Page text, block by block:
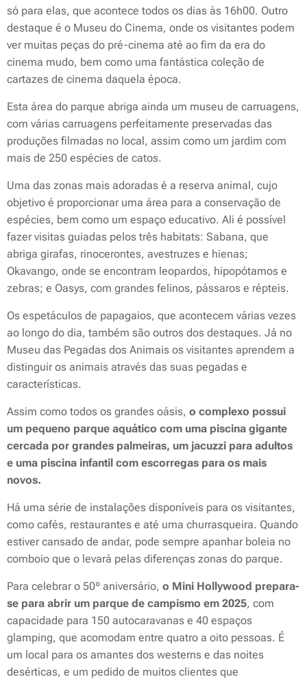
só para elas, que acontece todos os dias às 16h00. Outro
destaque é o Museu do Cinema, onde os visitantes podem
ver muitas peças do pré-cinema até ao fim da era do
cinema mudo, bem como uma fantástica coleção de
cartazes de cinema daquela época.
Esta área do parque abriga ainda um museu de carruagens,
com várias carruagens perfeitamente preservadas das
produções filmadas no local, assim como um jardim com
mais de 250 espécies de catos.
Uma das zonas mais adoradas é a reserva animal, cujo
objetivo é proporcionar uma área para a conservação de
espécies, bem como um espaço educativo. Ali é possível
fazer visitas guiadas pelos três habitats: Sabana, que
abriga girafas, rinocerontes, avestruzes e hienas;
Okavango, onde se encontram leopardos, hipopótamos e
zebras; e Oasys, com grandes felinos, pássaros e répteis.
Os espetáculos de papagaios, que acontecem várias vezes
ao longo do dia, também são outros dos destaques. Já no
Museu das Pegadas dos Animais os visitantes aprendem a
distinguir os animais através das suas pegadas e
características.
Assim como todos os grandes oásis, o complexo possui
um pequeno parque aquático com uma piscina gigante
cercada por grandes palmeiras, um jacuzzi para adultos
e uma piscina infantil com escorregas para os mais
novos.
Há uma série de instalações disponíveis para os visitantes,
como cafés, restaurantes e até uma churrasqueira. Quando
estiver cansado de andar, pode sempre apanhar boleia no
comboio que o levará pelas diferenças zonas do parque.
Para celebrar o 50º aniversário, o Mini Hollywood prepara-
se para abrir um parque de campismo em 2025, com
capacidade para 150 autocaravanas e 40 espaços
glamping, que acomodam entre quatro a oito pessoas. É
um local para os amantes dos westerns e das noites
desérticas, e um pedido de muitos clientes que